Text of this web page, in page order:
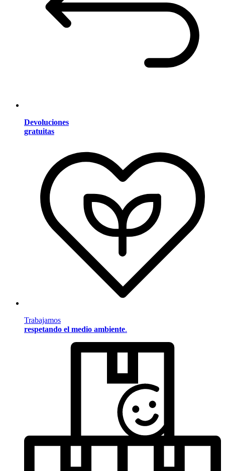
Devoluciones
gratuitas
Trabajamos
respetando el medio ambiente.